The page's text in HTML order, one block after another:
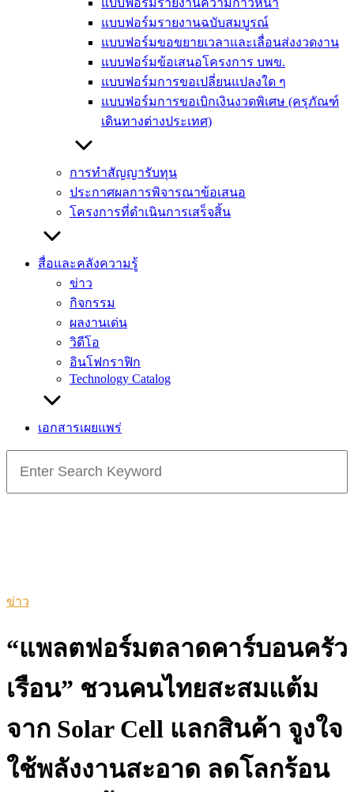
แบบฟอร์มรายงานความก้าวหน้า
แบบฟอร์มรายงานฉบับสมบูรณ์
แบบฟอร์มขอขยายเวลาและเลื่อนส่งงวดงาน
แบบฟอร์มข้อเสนอโครงการ บพข.
แบบฟอร์มการขอเปลี่ยนแปลงใด ๆ
แบบฟอร์มการขอเบิกเงินงวดพิเศษ (ครุภัณฑ์
เดินทางต่างประเทศ)
การทำสัญญารับทุน
ประกาศผลการพิจารณาข้อเสนอ
โครงการที่ดำเนินการเสร็จสิ้น
สื่อและคลังความรู้
ข่าว
กิจกรรม
ผลงานเด่น
วิดีโอ
อินโฟกราฟิก
Technology Catalog
เอกสารเผยแพร่
for:
ข่าว
“แพลตฟอร์มตลาดคาร์บอนครัว
เรือน” ชวนคนไทยสะสมแต้ม
จาก Solar Cell แลกสินค้า จูงใจ
ใช้พลังงานสะอาด ลดโลกร้อน